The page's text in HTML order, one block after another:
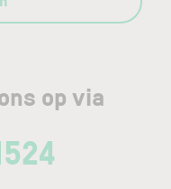
op via